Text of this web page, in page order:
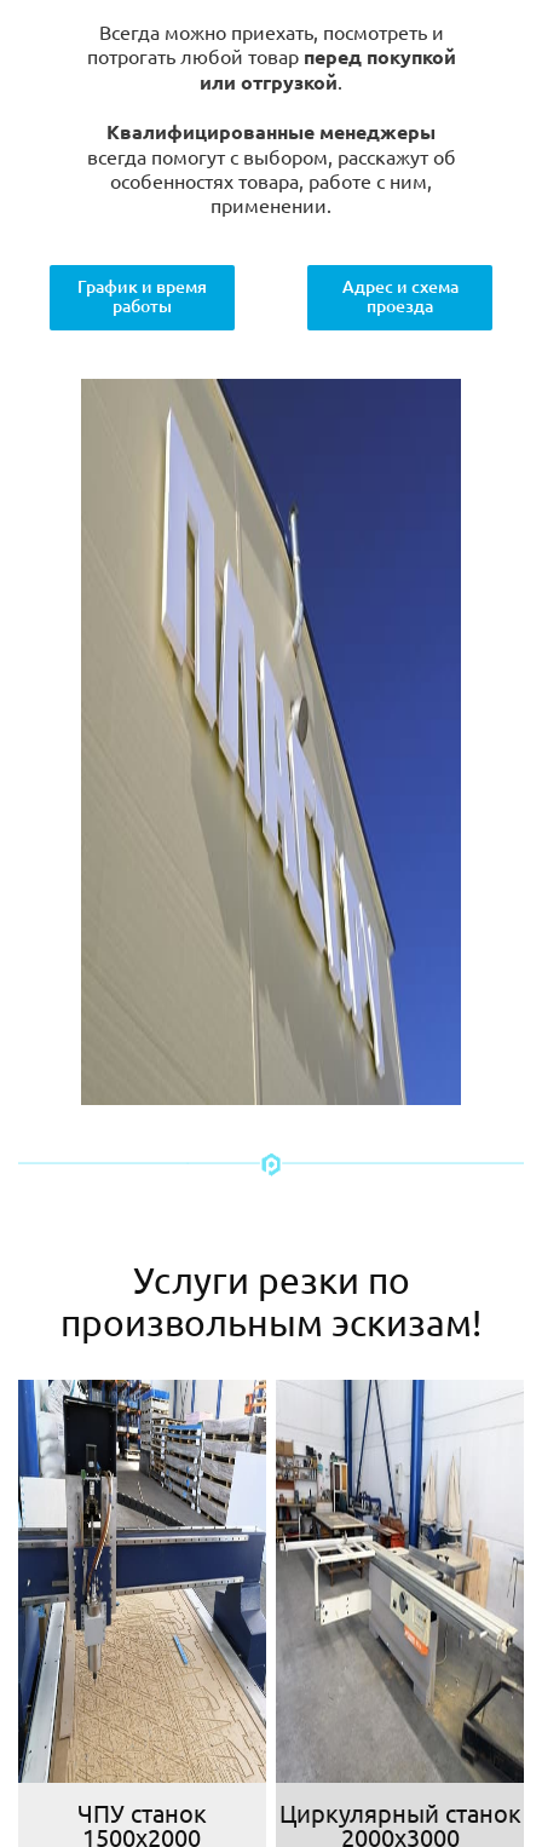
Всегда можно приехать, посмотреть и
потрогать любой товар перед покупкой
или отгрузкой.
Квалифицированные менеджеры
всегда помогут с выбором, расскажут об
особенностях товара, работе с ним,
применении.
График и время
работы
Адрес и схема
проезда
Услуги резки по
произвольным эскизам!
ЧПУ станок
1500х2000
Циркулярный станок
2000х3000